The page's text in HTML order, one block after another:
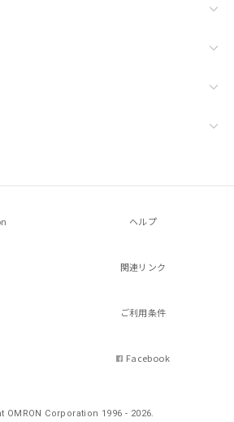
ヘルプ
関連リンク
ご利用条件
Facebook
OMRON Corporation 1996 - 2026.